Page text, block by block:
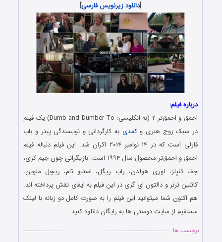
[دانلود زیرنویس فارسی]
درباره فیلم:
احمق و احمق‌تر ۲ (به انگلیسی: Dumb and Dumber To) یک فیلم
در سبک زوج هنری وکمدی به کارگردانی و نویسندگی پیتر و باب
فارلی است که در ۱۴ نوامبر ۲۰۱۴ اکران شد. این فیلم دنباله فیلم
احمق و احمق‌تر محصول سال ۱۹۹۴ است. بازیگرانی چون جیم کری،
جف دَنیِلز، لوری هولدن، راب ریگل، استیو تام، ریچل ملوین،
کاتلین ترنر و دالتون ای گری در این فیلم به ایفای نقش پرداخته اند.
هم اکنون شما میتوانید این فیلم را به صورت کامل دو زبانه با لینک
مستقیم از سایت دوستی ها به رایگان دانلود کنید.
برچسب ها